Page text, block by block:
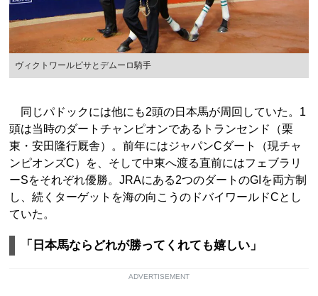
ヴィクトワールピサとデムーロ騎手
同じパドックには他にも2頭の日本馬が周回していた。1
頭は当時のダートチャンピオンであるトランセンド（栗
東・安田隆行厩舎）。前年にはジャパンCダート（現チャ
ンピオンズC）を、そして中東へ渡る直前にはフェブラリ
ーSをそれぞれ優勝。JRAにある2つのダートのGIを両方制
し、続くターゲットを海の向こうのドバイワールドCとし
ていた。
「日本馬ならどれが勝ってくれても嬉しい」
ADVERTISEMENT